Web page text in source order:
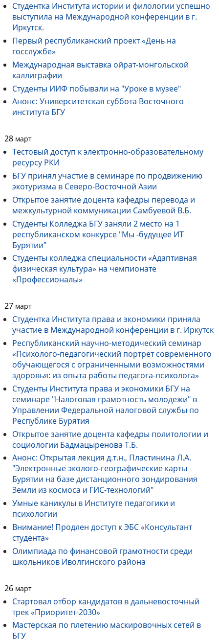
Студентка Института истории и филологии успешно
выступила на Международной конференции в г.
Иркутск.
Первый республиканский проект «День на
госслужбе»
Международная выставка ойрат-монгольской
каллиграфии
Студенты ИИФ побывали на "Уроке в музее"
Анонс: Университетская суббота Восточного
института БГУ
28 март
Тестовый доступ к электронно-образовательному
ресурсу РКИ
БГУ принял участие в семинаре по продвижению
экотуризма в Северо-Восточной Азии
Открытое занятие доцента кафедры перевода и
межкультурной коммуникации Самбуевой В.Б.
Студенты Колледжа БГУ заняли 2 место на 1
республиканском конкурсе "Мы -будущее ИТ
Бурятии"
Студенты колледжа специальности «Адаптивная
физическая культура» на чемпионате
«Профессионалы»
27 март
Студентка Института права и экономики приняла
участие в Международной конференции в г. Иркутск
Республиканский научно-методический семинар
«Психолого-педагогический портрет современного
обучающегося с ограниченными возможностями
здоровья: из опыта работы педагога-психолога»
Студенты Института права и экономики БГУ на
семинаре "Налоговая грамотность молодежи" в
Управлении Федеральной налоговой службы по
Республике Бурятия
Открытое занятие доцента кафедры политологии и
социологии Бадмацыренова Т.Б.
Анонс: Открытая лекция д.т.н., Пластинина Л.А.
"Электронные эколого-географические карты
Бурятии на базе дистанционного зондирования
Земли из космоса и ГИС-технологий"
Умные каникулы в Институте педагогики и
психологии
Внимание! Продлен доступ к ЭБС «Консультант
студента»
Олимпиада по финансовой грамотности среди
школьников Иволгинского района
26 март
Стартовал отбор кандидатов в дальневосточный
трек «Приоритет-2030»
Мастерская по плетению маскировочных сетей в
БГУ